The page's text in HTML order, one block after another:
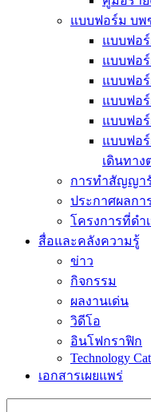
แบบฟอร์ม บพ
แบบฟอ
แบบฟอ
แบบฟอ
แบบฟอ
แบบฟอ
แบบฟอ
เดินทาง
การทำสัญญา
ประกาศผลก
โครงการที่ดำ
สื่อและคลังความรู้
ข่าว
กิจกรรม
ผลงานเด่น
วิดีโอ
อินโฟกราฟิก
Technology
เอกสารเผยแพร่